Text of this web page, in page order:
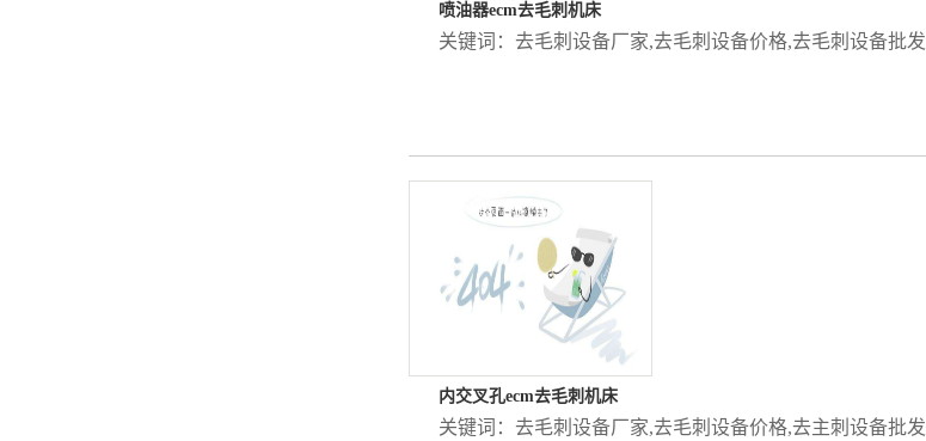
喷油器ecm去毛刺机床
关键词： 去毛刺设备厂家,去毛刺设备价格,去毛刺设备批发
内交叉孔ecm去毛刺机床
关键词： 去毛刺设备厂家,去毛刺设备价格,去主刺设备批发